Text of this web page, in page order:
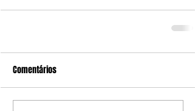
Comentários